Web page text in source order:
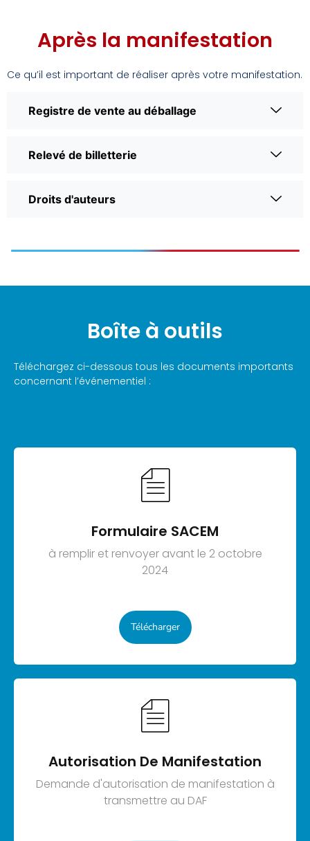
Après la manifestation
Ce qu’il est important de réaliser après votre manifestation.
Registre de vente au déballage
Relevé de billetterie
Droits d'auteurs
Boîte à outils
Téléchargez ci-dessous tous les documents importants
concernant l’événementiel :
Formulaire SACEM
à remplir et renvoyer avant le 2 octobre
2024
Télécharger
Autorisation De Manifestation
Demande d'autorisation de manifestation à
transmettre au DAF